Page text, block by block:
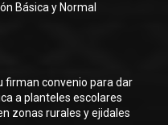
Básica y Normal
firman convenio para dar
a planteles escolares
zonas rurales y ejidales